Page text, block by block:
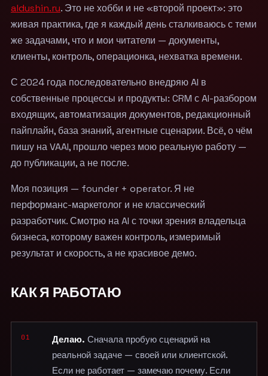
aldushin.ru. Это не хобби и не «второй проект»: это
живая практика, где я каждый день сталкиваюсь с теми
же задачами, что и мои читатели — документы,
клиенты, контроль, операционка, нехватка времени.
С 2024 года последовательно внедряю AI в
собственные процессы и продукты: CRM с AI-разбором
входящих, автоматизация документов, редакционный
пайплайн, база знаний, агентные сценарии. Всё, о чём
пишу на VAAI, прошло через мою реальную работу —
до публикации, а не после.
Моя позиция — founder + operator. Я не
перформанс-маркетолог и не классический
разработчик. Смотрю на AI с точки зрения владельца
бизнеса, которому важен контроль, измеримый
результат и скорость, а не красивое демо.
КАК Я РАБОТАЮ
01 Делаю. Сначала пробую сценарий на
реальной задаче — своей или клиентской.
Если не работает — замечаю почему. Если